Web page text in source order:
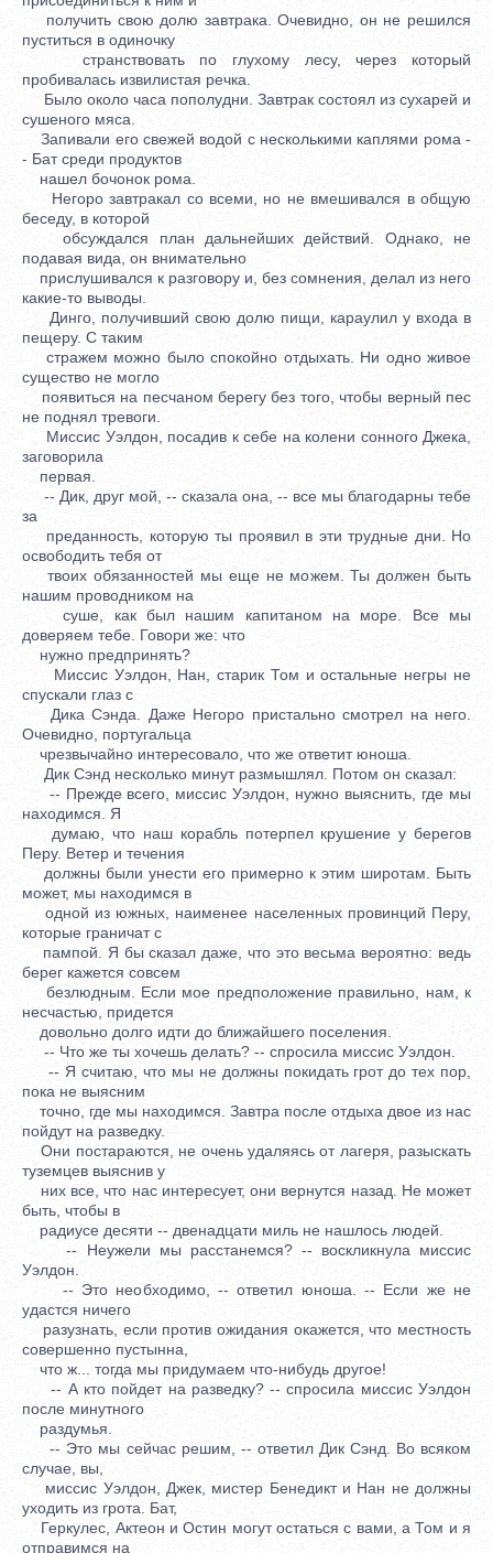
получить свою долю завтрака. Очевидно, он не решился
пуститься в одиночку
странствовать по глухому лесу, через который
пробивалась извилистая речка.
Было около часа пополудни. Завтрак состоял из сухарей и
сушеного мяса.
Запивали его свежей водой с несколькими каплями рома -
- Бат среди продуктов
нашел бочонок рома.
Негоро завтракал со всеми, но не вмешивался в общую
беседу, в которой
обсуждался план дальнейших действий. Однако, не
подавая вида, он внимательно
прислушивался к разговору и, без сомнения, делал из него
какие-то выводы.
Динго, получивший свою долю пищи, караулил у входа в
пещеру. С таким
стражем можно было спокойно отдыхать. Ни одно живое
существо не могло
появиться на песчаном берегу без того, чтобы верный пес
не поднял тревоги.
Миссис Уэлдон, посадив к себе на колени сонного Джека,
заговорила
первая.
-- Дик, друг мой, -- сказала она, -- все мы благодарны тебе
за
преданность, которую ты проявил в эти трудные дни. Но
освободить тебя от
твоих обязанностей мы еще не можем. Ты должен быть
нашим проводником на
суше, как был нашим капитаном на море. Все мы
доверяем тебе. Говори же: что
нужно предпринять?
Миссис Уэлдон, Нан, старик Том и остальные негры не
спускали глаз с
Дика Сэнда. Даже Негоро пристально смотрел на него.
Очевидно, португальца
чрезвычайно интересовало, что же ответит юноша.
Дик Сэнд несколько минут размышлял. Потом он сказал:
-- Прежде всего, миссис Уэлдон, нужно выяснить, где мы
находимся. Я
думаю, что наш корабль потерпел крушение у берегов
Перу. Ветер и течения
должны были унести его примерно к этим широтам. Быть
может, мы находимся в
одной из южных, наименее населенных провинций Перу,
которые граничат с
пампой. Я бы сказал даже, что это весьма вероятно: ведь
берег кажется совсем
безлюдным. Если мое предположение правильно, нам, к
несчастью, придется
довольно долго идти до ближайшего поселения.
-- Что же ты хочешь делать? -- спросила миссис Уэлдон.
-- Я считаю, что мы не должны покидать грот до тех пор,
пока не выясним
точно, где мы находимся. Завтра после отдыха двое из нас
пойдут на разведку.
Они постараются, не очень удаляясь от лагеря, разыскать
туземцев выяснив у
них все, что нас интересует, они вернутся назад. Не может
быть, чтобы в
радиусе десяти -- двенадцати миль не нашлось людей.
-- Неужели мы расстанемся? -- воскликнула миссис
Уэлдон.
-- Это необходимо, -- ответил юноша. -- Если же не
удастся ничего
разузнать, если против ожидания окажется, что местность
совершенно пустынна,
что ж... тогда мы придумаем что-нибудь другое!
-- А кто пойдет на разведку? -- спросила миссис Уэлдон
после минутного
раздумья.
-- Это мы сейчас решим, -- ответил Дик Сэнд. Во всяком
случае, вы,
миссис Уэлдон, Джек, мистер Бенедикт и Нан не должны
уходить из грота. Бат,
Геркулес, Актеон и Остин могут остаться с вами, а Том и я
отправимся на